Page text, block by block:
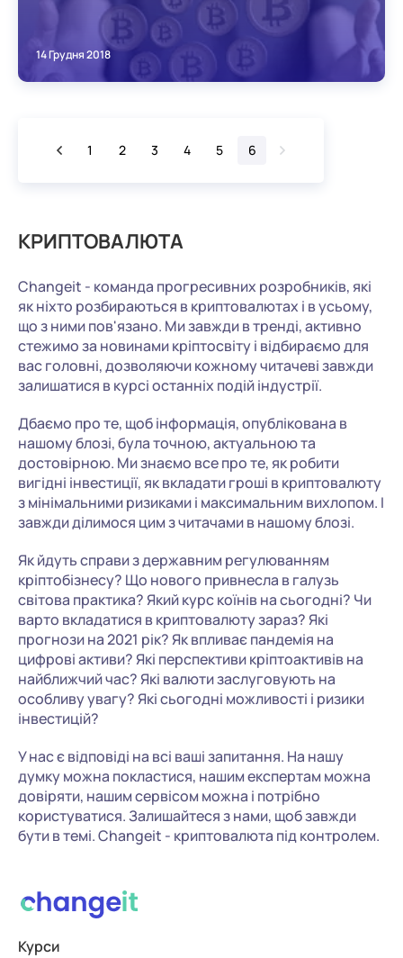
14 Грудня 2018
1 2 3 4 5 6
КРИПТОВАЛЮТА
Changeit - команда прогресивних розробників, які
як ніхто розбираються в криптовалютах і в усьому,
що з ними пов'язано. Ми завжди в тренді, активно
стежимо за новинами кріптосвіту і відбираємо для
вас головні, дозволяючи кожному читачеві завжди
залишатися в курсі останніх подій індустрії.
Дбаємо про те, щоб інформація, опублікована в
нашому блозі, була точною, актуальною та
достовірною. Ми знаємо все про те, як робити
вигідні інвестиції, як вкладати гроші в криптовалюту
з мінімальними ризиками і максимальним вихлопом. І
завжди ділимося цим з читачами в нашому блозі.
Як йдуть справи з державним регулюванням
кріптобізнесу? Що нового привнесла в галузь
світова практика? Який курс коїнів на сьогодні? Чи
варто вкладатися в криптовалюту зараз? Які
прогнози на 2021 рік? Як впливає пандемія на
цифрові активи? Які перспективи кріптоактивів на
найближчий час? Які валюти заслуговують на
особливу увагу? Які сьогодні можливості і ризики
інвестицій?
У нас є відповіді на всі ваші запитання. На нашу
думку можна покластися, нашим експертам можна
довіряти, нашим сервісом можна і потрібно
користуватися. Залишайтеся з нами, щоб завжди
бути в темі. Changeit - криптовалюта під контролем.
Курси